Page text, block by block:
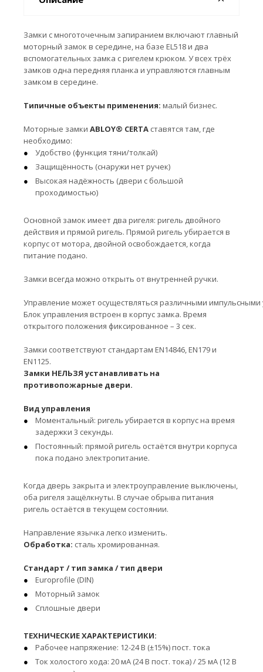
Замки с многоточечным запиранием включают главный
моторный замок в середине, на базе EL518 и два
вспомогательных замка с ригелем крюком. У всех трёх
замков одна передняя планка и управляются главным
замком в середине.
Типичные объекты применения: малый бизнес.
Моторные замки ABLOY® CERTA ставятся там, где
необходимо:
Удобство (функция тяни/толкай)
Защищённость (снаружи нет ручек)
Высокая надёжность (двери с большой
проходимостью)
Основной замок имеет два ригеля: ригель двойного
действия и прямой ригель. Прямой ригель убирается в
корпус от мотора, двойной освобождается, когда
питание подано.
Замки всегда можно открыть от внутренней ручки.
Управление может осуществляться различными
Блок управления встроен в корпус замка. Время
открытого положения фиксированное – 3 сек.
Замки соответствуют стандартам EN14846, EN179 и
EN1125.
Замки НЕЛЬЗЯ устанавливать на
противопожарные двери.
Вид управления
Моментальный: ригель убирается в корпус на время
задержки 3 секунды.
Постоянный: прямой ригель остаётся внутри корпуса
пока подано электропитание.
Когда дверь закрыта и электроуправление выключены,
оба ригеля защёлкнуты. В случае обрыва питания
ригель остаётся в текущем состоянии.
Направление язычка легко изменить.
Обработка: сталь хромированная.
Стандарт / тип замка / тип двери
Europrofile (DIN)
Моторный замок
Сплошные двери
ТЕХНИЧЕСКИЕ ХАРАКТЕРИСТИКИ:
Рабочее напряжение: 12-24 В (±15%) пост. тока
Ток холостого хода: 20 мА (24 В пост. тока) / 25 мА (12 В